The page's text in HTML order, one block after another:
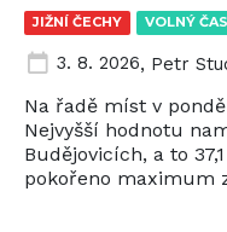
JIŽNÍ ČECHY VOLNÝ ČAS
3. 8. 2026, Petr
Na řadě míst v
Nejvyšší hodnotu
Budějovicích, a to
pokořeno maximum